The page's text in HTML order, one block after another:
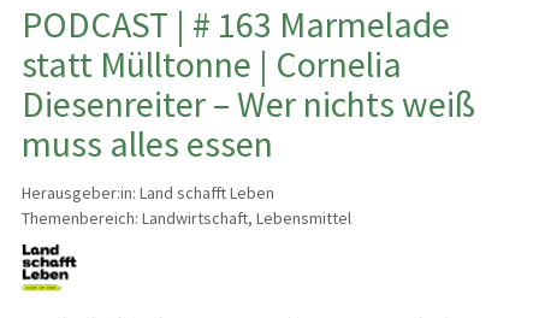
PODCAST | # 163 Marmelade
statt Mülltonne | Cornelia
Diesenreiter – Wer nichts weiß
muss alles essen
Herausgeber:in: Land schafft Leben
Themenbereich: Landwirtschaft, Lebensmittel